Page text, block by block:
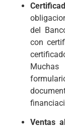
del
con
Ventas